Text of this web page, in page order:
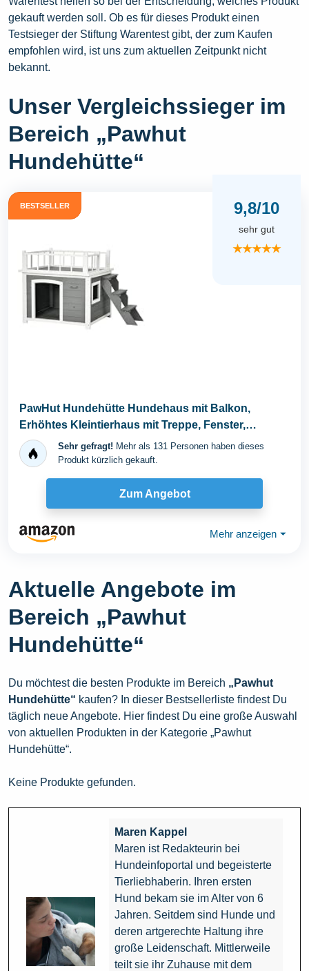
gekauft werden soll. Ob es für dieses Produkt einen
Testsieger der Stiftung Warentest gibt, der zum Kaufen
empfohlen wird, ist uns zum aktuellen Zeitpunkt nicht
bekannt.
Unser Vergleichssieger im
Bereich „Pawhut
Hundehütte“
BESTSELLER 9,8/10
sehr gut
★★★★★
PawHut Hundehütte Hundehaus mit Balkon,
Erhöhtes Kleintierhaus mit Treppe, Fenster,
Hundehöhle...
Sehr gefragt! Mehr als 131 Personen haben dieses
Produkt kürzlich gekauft.
Zum Angebot
Mehr anzeigen ⏷
Aktuelle Angebote im
Bereich „Pawhut
Hundehütte“
Du möchtest die besten Produkte im Bereich „Pawhut
Hundehütte“ kaufen? In dieser Bestsellerliste findest Du
täglich neue Angebote. Hier findest Du eine große Auswahl
von aktuellen Produkten in der Kategorie „Pawhut
Hundehütte“.
Keine Produkte gefunden.
Maren Kappel
Maren ist Redakteurin bei
Hundeinfoportal und begeisterte
Tierliebhaberin. Ihren ersten
Hund bekam sie im Alter von 6
Jahren. Seitdem sind Hunde und
deren artgerechte Haltung ihre
große Leidenschaft. Mittlerweile
teilt sie ihr Zuhause mit dem